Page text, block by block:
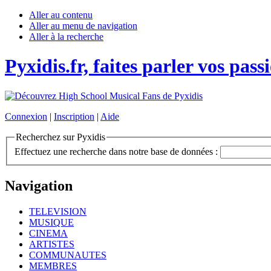
Aller au contenu
Aller au menu de navigation
Aller à la recherche
Pyxidis.fr, faites parler vos
Connexion | Inscription | Aide
Recherchez sur Pyxidis
Effectuez une recherche dans notre base de données :
Navigation
TELEVISION
MUSIQUE
CINEMA
ARTISTES
COMMUNAUTES
MEMBRES